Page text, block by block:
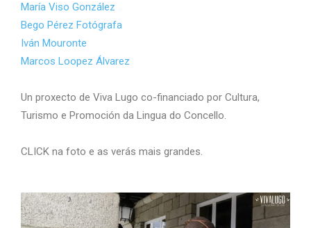
María Viso González
Bego Pérez Fotógrafa
Iván Mouronte
Marcos Loopez Álvarez
Un proxecto de Viva Lugo co-financiado por Cultura,
Turismo e Promoción da Lingua do Concello.
CLICK na foto e as verás mais grandes.